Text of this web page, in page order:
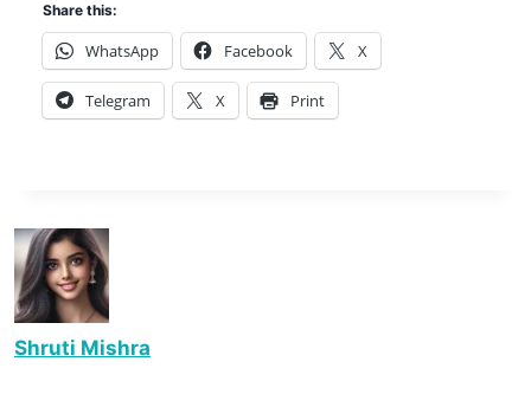
Share this:
WhatsApp Facebook X
Telegram X Print
Shruti Mishra